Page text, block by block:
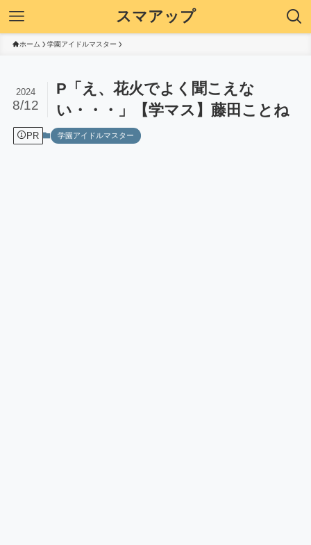
スマアップ
ホーム 学園アイドルマスター
P「え、花火でよく聞こえな
い・・・」【学マス】藤田ことね
2024
8/12
PR 学園アイドルマスター